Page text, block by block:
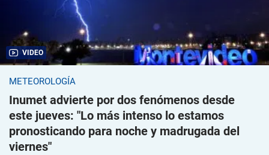
VIDEO
METEOROLOGÍA
Inumet advierte por dos fenómenos desde
este jueves: "Lo más intenso lo estamos
pronosticando para noche y madrugada del
viernes"